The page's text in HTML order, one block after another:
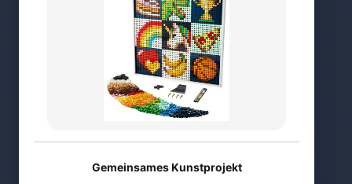
Gemeinsames Kunstprojekt